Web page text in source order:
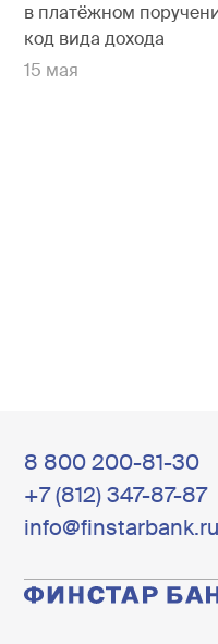
в платёжном
код вида дохода
15 мая
8 800 200-81-30
+7 (812) 347-87-87
info@finstarbank.ru